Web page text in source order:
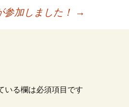
加しました！
→
いる欄は必須項目です